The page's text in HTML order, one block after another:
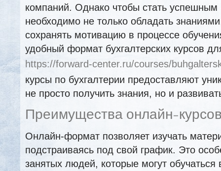
компаний. Однако чтобы стать успешным
необходимо не только обладать
сохранять мотивацию в процессе
удобный формат бухгалтерских курсов
https://forward-center.ru/courses/
курсы по бухгалтерии предоставляют
не просто получить знания, но и
Преимущества онлайн-
Онлайн-формат позволяет изучать
подстраиваясь под свой график. Это
занятых людей, которые могут обучаться